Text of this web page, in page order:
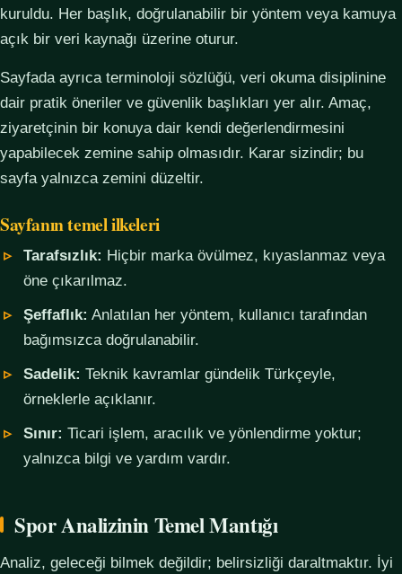
kuruldu. Her başlık, doğrulanabilir bir yöntem veya kamuya
açık bir veri kaynağı üzerine oturur.
Sayfada ayrıca terminoloji sözlüğü, veri okuma disiplinine
dair pratik öneriler ve güvenlik başlıkları yer alır. Amaç,
ziyaretçinin bir konuya dair kendi değerlendirmesini
yapabilecek zemine sahip olmasıdır. Karar sizindir; bu
sayfa yalnızca zemini düzeltir.
Sayfanın temel ilkeleri
Tarafsızlık: Hiçbir marka övülmez, kıyaslanmaz veya
öne çıkarılmaz.
Şeffaflık: Anlatılan her yöntem, kullanıcı tarafından
bağımsızca doğrulanabilir.
Sadelik: Teknik kavramlar gündelik Türkçeyle,
örneklerle açıklanır.
Sınır: Ticari işlem, aracılık ve yönlendirme yoktur;
yalnızca bilgi ve yardım vardır.
Spor Analizinin Temel Mantığı
Analiz, geleceği bilmek değildir; belirsizliği daraltmaktır. İyi